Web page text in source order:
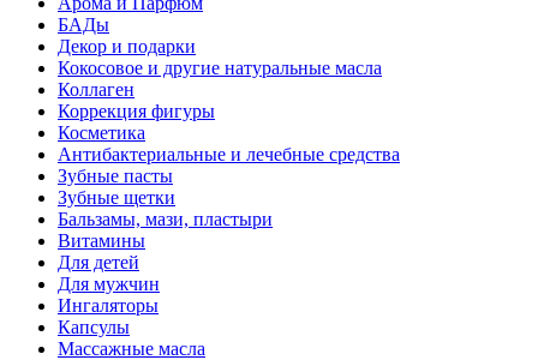
БАДы
Декор и подарки
Кокосовое и другие натуральные масла
Коллаген
Коррекция фигуры
Косметика
Антибактериальные и лечебные средства
Зубные пасты
Зубные щетки
Бальзамы, мази, пластыри
Витамины
Для детей
Для мужчин
Ингаляторы
Капсулы
Массажные масла